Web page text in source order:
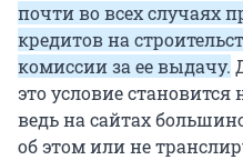
почти во всех случаях
кредитов на
комиссии за ее выдачу.
это условие
ведь на сайтах
об этом или не